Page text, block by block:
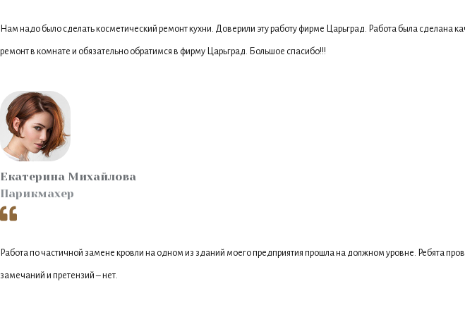
Нам надо было сделать косметический ремонт кухни. Доверили эту работу фирме Царьград. Работа была сделана
ремонт в комнате и обязательно обратимся в фирму Царьград. Большое спасибо!!!
Екатерина Михайлова
Парикмахер
Работа по частичной замене кровли на одном из зданий моего предприятия прошла на должном уровне. Ребята
замечаний и претензий – нет.